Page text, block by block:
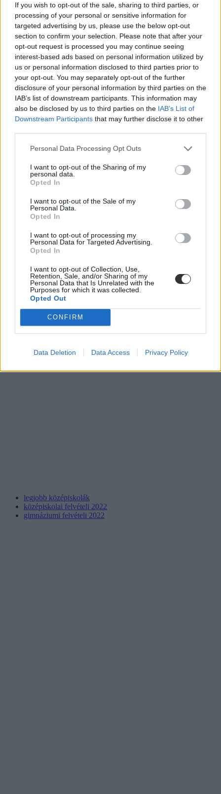
If you wish to opt-out of the sale, sharing to third parties, or
processing of your personal or sensitive information for
targeted advertising by us, please use the below opt-out
section to confirm your selection. Please note that after your
opt-out request is processed you may continue seeing
interest-based ads based on personal information utilized by
us or personal information disclosed to third parties prior to
your opt-out. You may separately opt-out of the further
disclosure of your personal information by third parties on the
IAB’s list of downstream participants. This information may
also be disclosed by us to third parties on the IAB’s List of
Downstream Participants that may further disclose it to other
Personal Data Processing Opt Outs
I want to opt-out of the Sharing of my
personal data.
Opted In
I want to opt-out of the Sale of my
Personal Data.
Opted In
I want to opt-out of processing my
Personal Data for Targeted Advertising.
Opted In
I want to opt-out of Collection, Use,
Retention, Sale, and/or Sharing of my
Personal Data that Is Unrelated with the
Purposes for which it was collected.
Opted Out
CONFIRM
Data Deletion Data Access Privacy Policy
Siófoki SZC Baross Gábor Szakgimnáziuma és
Szakközépiskolája (3)
Soproni SZC Fáy András Két Tanítási Nyelvű Gazdasági
Szakgimnáziuma (1)
Szeged és Térsége Eötvös József Gimnázium, Általános
Iskola, Szeged (2)
Szekszárdi I. Béla Gimnázium, Kollégium és Általános Iskola
(4)
Szent Benedek Általános Iskola, Középiskola, Alapfokú
Művészeti Iskola és Kollégium Budaörsi Tagintézménye (1)
Szent Miklós Görögkatolikus Óvoda, Általános Iskola és
Gimnázium, Nyíregyháza (1)
Szent Mór Katolikus Általános Iskola, Alapfokú Művészeti
Iskola és Gimnázium, Pécs (1)
Újszász (1)
és Gimnázium, Budapest (1)
Tiszavasvári Váci Mihály Gimnázium (2)
Türr István Gimnázium és Kollégium, Pápa (1)
Vak Bottyán Általános Iskola és Gimnázium, Simontornya (1)
Várday Kata Református Általános Iskola, Gimnázium és
Kollégium, Kisvárda (2)
legjobb középiskolák
középiskolai felvételi 2022
gimnáziumi felvételi 2022